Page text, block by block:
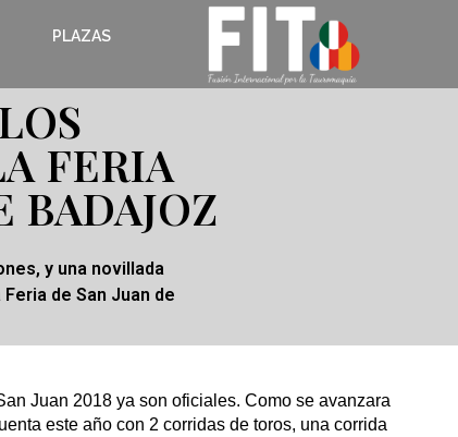
PLAZAS
FERIA
BADAJOZ
y una novillada
de San Juan de
Juan 2018 ya son oficiales. Como se avanzara
este año con 2 corridas de toros, una corrida